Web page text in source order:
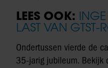
LEES OOK:
LAST VAN GTST-
Ondertussen vierde de
35-jarig jubileum. Bekijk